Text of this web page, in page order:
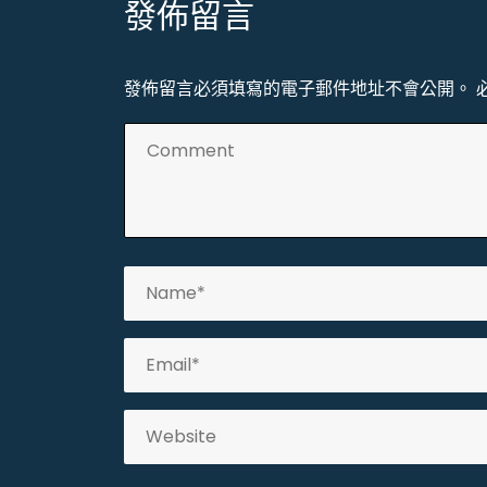
覽
發佈留言
發佈留言必須填寫的電子郵件地址不會公開。